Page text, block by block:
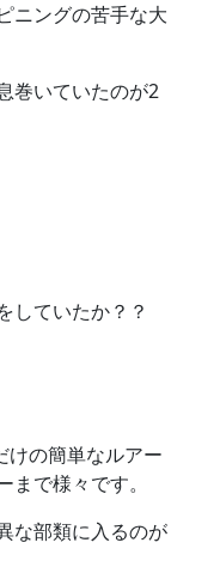
ニングの苦手な大
巻いていたのが2
していたか？？
けの簡単なルアー
で様々です。
な部類に入るのが